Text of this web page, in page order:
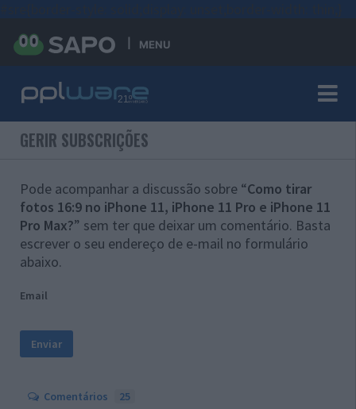
MENU
GERIR SUBSCRIÇÕES
Pode acompanhar a discussão sobre “Como tirar
fotos 16:9 no iPhone 11‌, iPhone 11 Pro‌ e iPhone 11
Pro Max?” sem ter que deixar um comentário. Basta
escrever o seu endereço de e-mail no formulário
abaixo.
Email
Comentários 25